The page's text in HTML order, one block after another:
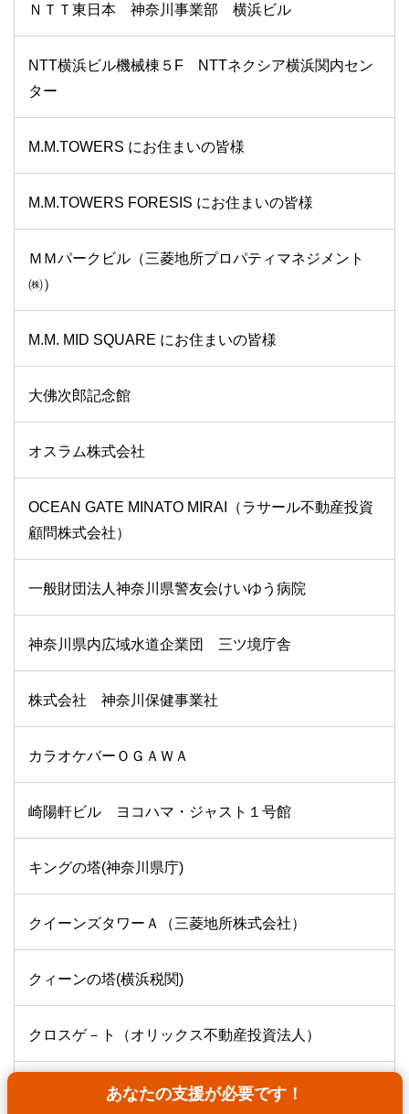
あなたの支援が必要です！
ＮＴＴ東日本 神奈川事業部 横浜ビル
NTT横浜ビル機械棟５F NTTネクシア横浜関内セン
ター
M.M.TOWERS にお住まいの皆様
M.M.TOWERS FORESIS にお住まいの皆様
ＭＭパークビル（三菱地所プロパティマネジメント
㈱）
M.M. MID SQUARE にお住まいの皆様
大佛次郎記念館
オスラム株式会社
OCEAN GATE MINATO MIRAI（ラサール不動産投資
顧問株式会社）
一般財団法人神奈川県警友会けいゆう病院
神奈川県内広域水道企業団 三ツ境庁舎
株式会社 神奈川保健事業社
カラオケバーＯＧＡＷＡ
崎陽軒ビル ヨコハマ・ジャスト１号館
キングの塔(神奈川県庁)
クイーンズタワーＡ（三菱地所株式会社）
クィーンの塔(横浜税関)
クロスゲ－ト（オリックス不動産投資法人）
グローバルラーニングセンター